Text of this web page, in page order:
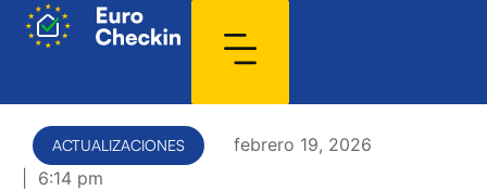
ACTUALIZACIONES
febrero 19, 2026
6:14 pm